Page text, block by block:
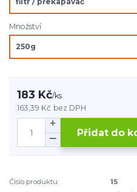
Množství
183 Kč/ks
163,39 Kč bez DPH
Přidat do
Číslo produktu:
15